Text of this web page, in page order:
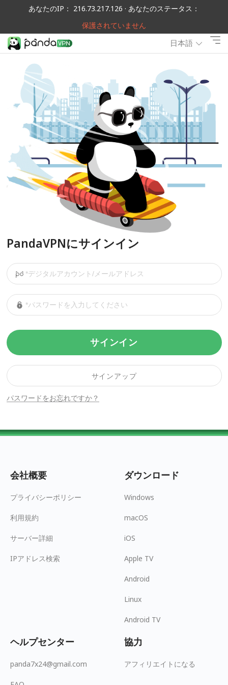
あなたのIP： 216.73.217.126 · あなたのステータス：
保護されていません
日本語
PandaVPNにサインイン
サインイン
パスワードをお忘れですか？
サインアップ
会社概要
プライバシーポリシー
利用規約
サーバー詳細
IPアドレス検索
ダウンロード
Windows
macOS
iOS
Apple TV
Android
Linux
Android TV
ヘルプセンター
panda7x24@gmail.com
協力
アフィリエイトになる